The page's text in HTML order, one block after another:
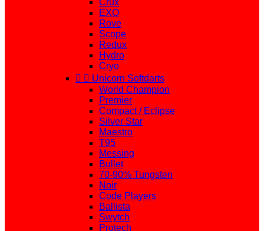
Crux
EXO
Rove
Scope
Redux
Hydro
Cryo
  Unicorn Softdarts
World Champion
Premier
Compact / Eclipse
Silver Star
Maestro
T95
Messing
Bullet
70-90% Tungsten
Noir
Code Players
Ballista
Swytch
Protech